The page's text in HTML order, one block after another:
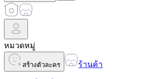
หมวดหมู่
สร้างตัวละคร ร้านค้า